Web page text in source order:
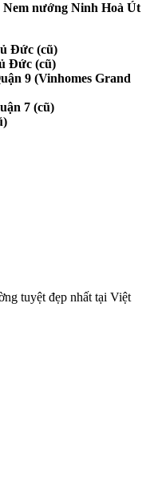
nướng Ninh Hoà Út
Đức (cũ)
Đức (cũ)
9 (Vinhomes Grand
7 (cũ)
tuyệt đẹp nhất tại Việt